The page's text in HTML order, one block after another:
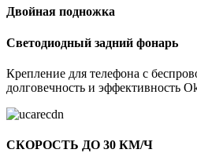
Двойная подножка
Светодиодный задний фонарь
Крепление для телефона с
долговечность и эффективность
СКОРОСТЬ ДО 30 КМ/Ч